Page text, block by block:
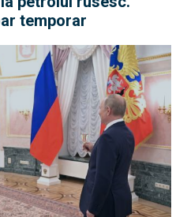
temporar